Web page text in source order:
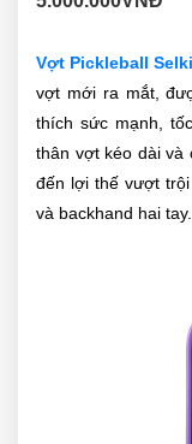
Vợt Pickleball
vợt mới ra mắt,
thích sức mạnh,
thân vợt kéo dài và
đến lợi thế vượt
và backhand hai tay.